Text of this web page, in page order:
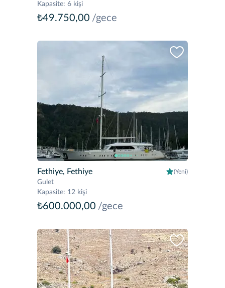
Kapasite: 6 kişi
₺49.750,00 /gece
Fethiye, Fethiye (Yeni)
Gulet
Kapasite: 12 kişi
₺600.000,00 /gece